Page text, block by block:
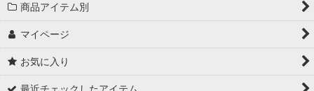
商品アイテム別
マイページ
お気に入り
最近チェックしたアイテム